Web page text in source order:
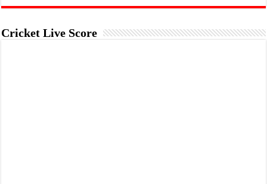
Cricket Live Score